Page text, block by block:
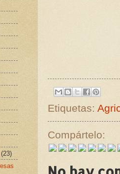
Etiquetas:
Compártelo:
(23)